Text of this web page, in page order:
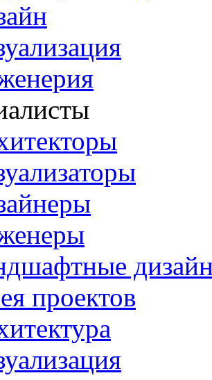
проектов